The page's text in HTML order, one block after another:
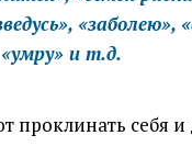
«заболею»,
и т.д.
проклинать себя и